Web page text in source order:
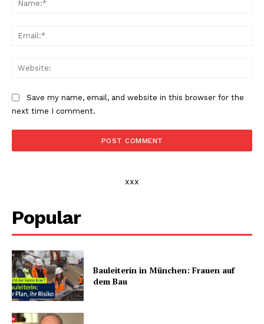
Save my name, email, and website in this browser for the
next time I comment.
xxx
Popular
Bauleiterin in München: Frauen auf
dem Bau